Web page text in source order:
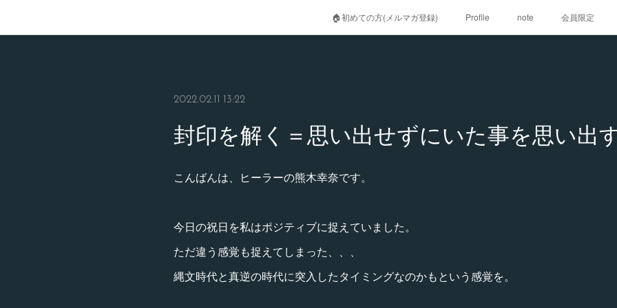
🏠初めての方(メルマガ登録) Profile note 会員限定
2022.02.11 13:22
封印を解く＝思い出せずにいた事を思い出
こんばんは、ヒーラーの熊木幸奈です。
今日の祝日を私はポジティブに捉えていました。
ただ違う感覚も捉えてしまった、、、
縄文時代と真逆の時代に突入したタイミングなのかもという感覚を。